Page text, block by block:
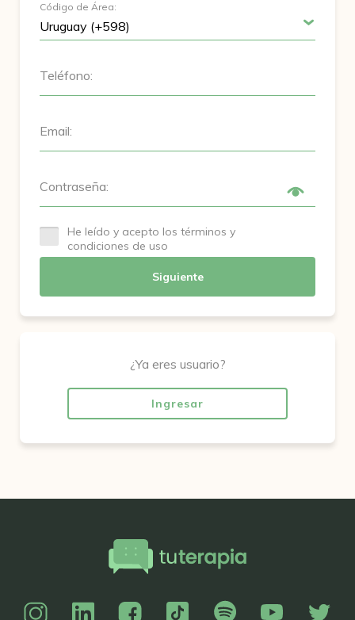
Código de Área:
Teléfono:
Email:
Contraseña:
He leído y acepto los términos y
condiciones de uso
Siguiente
¿Ya eres usuario?
Ingresar